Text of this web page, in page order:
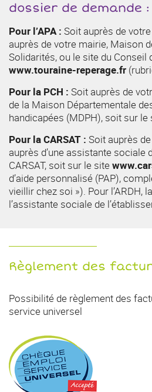
dossier de demande :
Pour l’APA : Soit auprès de
auprès de votre mairie, Maison
Solidarités, ou le site du Conseil
www.touraine-reperage.fr
Pour la PCH : Soit auprès de
de la Maison Départementale
handicapées (MDPH), soit sur le
Pour la CARSAT : Soit auprès
auprès d’une assistante sociale
CARSAT, soit sur le site
d’aide personnalisé (PAP),
vieillir chez soi »). Pour l’ARDH,
l’assistante sociale de
Règlement des
Possibilité de règlement des
service universel